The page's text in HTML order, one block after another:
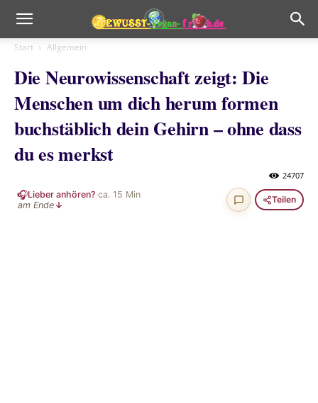
Start Allgemein
Die Neurowissenschaft zeigt: Die
Menschen um dich herum formen
buchstäblich dein Gehirn – ohne dass
du es merkst
24707
🎧Lieber anhören?·ca. 15 Min
am Ende ↓
Teilen